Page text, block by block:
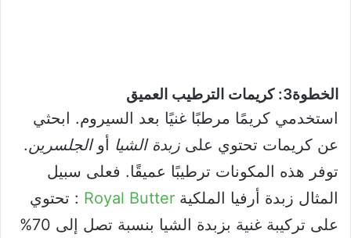
الخطوة3: كريمات الترطيب العميق
استخدمي كريمًا مرطبًا غنيًا بعد السيروم. ابحثي
عن كريمات تحتوي على زبدة الشيا أوالجلسرين.
توفر هذه المكونات ترطيبًا عميقًا. فعلى سبيل
المثال زبدة أرفيا الملكية Royal Butter : تحتوي
على تركيبة غنية بزبدة الشيا بنسبة تصل إلى 70%